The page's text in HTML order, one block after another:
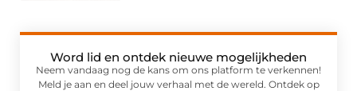
Word lid en ontdek nieuwe mogelijkheden
Neem vandaag nog de kans om ons platform te verkennen!
Meld je aan en deel jouw verhaal met de wereld. Ontdek op